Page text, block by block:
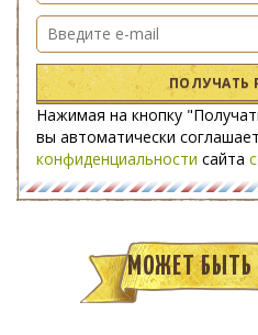
ПОЛУЧАТЬ
Нажимая на кнопку
вы автоматически
конфиденциальности сайта
МОЖЕТ БЫТЬ